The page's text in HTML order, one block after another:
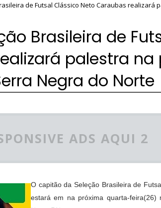
de Futsal Clássico Neto Caraubas realizará
Brasileira de
palestra na
Negra do Norte
ADS AQUI 2
O capitão da Seleção Brasileira de
estará em na próxima quarta-